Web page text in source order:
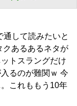
して読みたいと
クあるあるネタが
トスラングだけ
るのが難関ｗ 今
これももう10年